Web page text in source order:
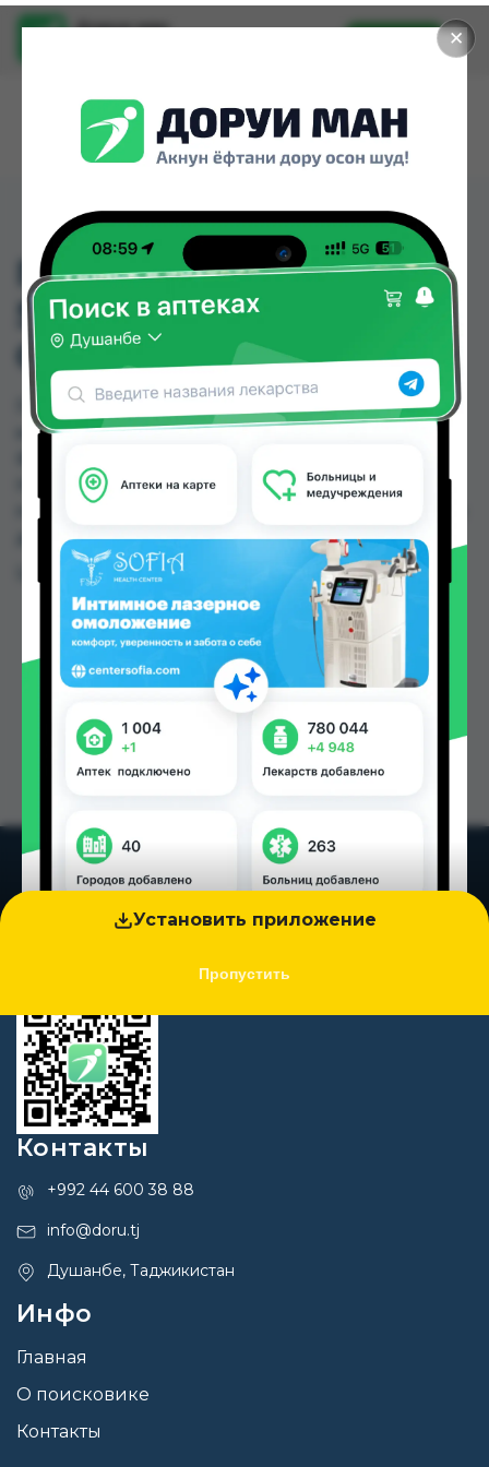
✕
Установить приложение
Пропустить
Доруи ман
Установить
ГАЛВИС МЕТ ТБ
50/1000МГ№60 (
GALVUS MET )
ГАЛВИС МЕТ ТБ 50/1000МГ№60 ( GALVUS MET )
можно купить или заказать в аптеках, Дору
Нишон №2, Нишон №3, Самсон фарм, Эколайф
других городах Таджикистана
Цена: от180.00 TJS
Контакты
+992 44 600 38 88
info@doru.tj
Душанбе, Таджикистан
Инфо
Главная
О поисковике
Контакты